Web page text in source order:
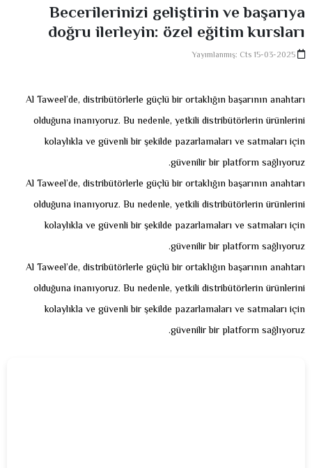
Becerilerinizi geliştirin ve başarıya
doğru ilerleyin: özel eğitim kursları
Yayımlanmış: Cts 15-03-2025
Al Taweel’de, distribütörlerle güçlü bir ortaklığın başarının anahtarı
olduğuna inanıyoruz. Bu nedenle, yetkili distribütörlerin ürünlerini
kolaylıkla ve güvenli bir şekilde pazarlamaları ve satmaları için
güvenilir bir platform sağlıyoruz.
Al Taweel’de, distribütörlerle güçlü bir ortaklığın başarının anahtarı
olduğuna inanıyoruz. Bu nedenle, yetkili distribütörlerin ürünlerini
kolaylıkla ve güvenli bir şekilde pazarlamaları ve satmaları için
güvenilir bir platform sağlıyoruz.
Al Taweel’de, distribütörlerle güçlü bir ortaklığın başarının anahtarı
olduğuna inanıyoruz. Bu nedenle, yetkili distribütörlerin ürünlerini
kolaylıkla ve güvenli bir şekilde pazarlamaları ve satmaları için
güvenilir bir platform sağlıyoruz.